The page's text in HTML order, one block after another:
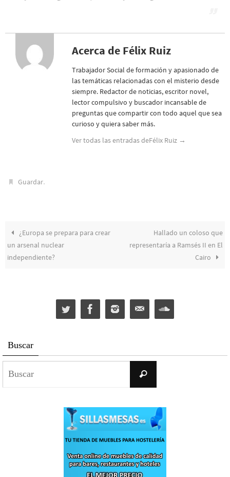
Acerca de Félix Ruiz
Trabajador Social de formación y apasionado de
las temáticas relacionadas con el misterio desde
siempre. Redactor de noticias, escritor novel,
lector compulsivo y buscador incansable de
preguntas que compartir con todo aquel que sea
curioso y quiera saber más.
Ver todas las entradas deFélix Ruiz →
Guardar.
¿Europa se prepara para crear
un arsenal nuclear
independiente?
Hallado un coloso que
representaría a Ramsés II en El
Cairo
Buscar
Buscar